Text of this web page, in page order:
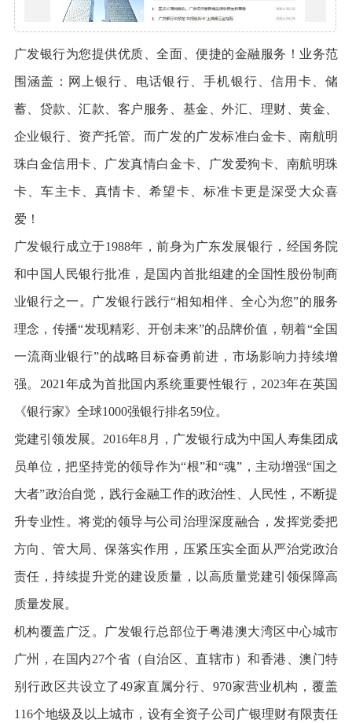
广发银行为您提供优质、全面、便捷的金融服务！业务范
围涵盖：网上银行、电话银行、手机银行、信用卡、储
蓄、贷款、汇款、客户服务、基金、外汇、理财、黄金、
企业银行、资产托管。而广发的广发标准白金卡、南航明
珠白金信用卡、广发真情白金卡、广发爱狗卡、南航明珠
卡、车主卡、真情卡、希望卡、标准卡更是深受大众喜
爱！
广发银行成立于1988年，前身为广东发展银行，经国务院
和中国人民银行批准，是国内首批组建的全国性股份制商
业银行之一。广发银行践行“相知相伴、全心为您”的服务
理念，传播“发现精彩、开创未来”的品牌价值，朝着“全国
一流商业银行”的战略目标奋勇前进，市场影响力持续增
强。2021年成为首批国内系统重要性银行，2023年在英国
《银行家》全球1000强银行排名59位。
党建引领发展。2016年8月，广发银行成为中国人寿集团成
员单位，把坚持党的领导作为“根”和“魂”，主动增强“国之
大者”政治自觉，践行金融工作的政治性、人民性，不断提
升专业性。将党的领导与公司治理深度融合，发挥党委把
方向、管大局、保落实作用，压紧压实全面从严治党政治
责任，持续提升党的建设质量，以高质量党建引领保障高
质量发展。
机构覆盖广泛。广发银行总部位于粤港澳大湾区中心城市
广州，在国内27个省（自治区、直辖市）和香港、澳门特
别行政区共设立了49家直属分行、970家营业机构，覆盖
116个地级及以上城市，设有全资子公司广银理财有限责任